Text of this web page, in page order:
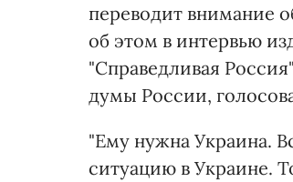
переводит внимание
об этом в интервью
"Справедливая
думы России,
"Ему нужна Украина.
ситуацию в Украине.